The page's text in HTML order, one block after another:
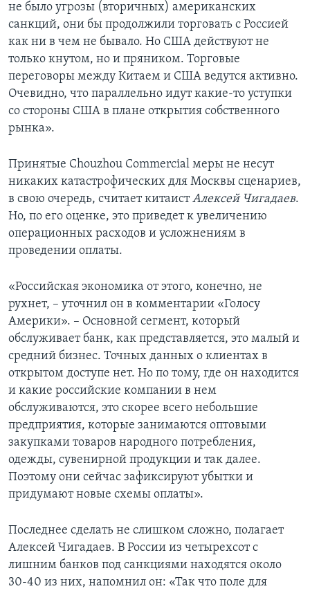
не было угрозы (вторичных) американских
санкций, они бы продолжили торговать с Россией
как ни в чем не бывало. Но США действуют не
только кнутом, но и пряником. Торговые
переговоры между Китаем и США ведутся активно.
Очевидно, что параллельно идут какие-то уступки
со стороны США в плане открытия собственного
рынка».
Принятые Chouzhou Commercial меры не несут
никаких катастрофических для Москвы сценариев,
в свою очередь, считает китаистАлексей Чигадаев.
Но, по его оценке, это приведет к увеличению
операционных расходов и усложнениям в
проведении оплаты.
«Российская экономика от этого, конечно, не
рухнет, – уточнил он в комментарии «Голосу
Америки». – Основной сегмент, который
обслуживает банк, как представляется, это малый и
средний бизнес. Точных данных о клиентах в
открытом доступе нет. Но по тому, где он находится
и какие российские компании в нем
обслуживаются, это скорее всего небольшие
предприятия, которые занимаются оптовыми
закупками товаров народного потребления,
одежды, сувенирной продукции и так далее.
Поэтому они сейчас зафиксируют убытки и
придумают новые схемы оплаты».
Последнее сделать не слишком сложно, полагает
Алексей Чигадаев. В России из четырехсот с
лишним банков под санкциями находятся около
30-40 из них, напомнил он: «Так что поле для